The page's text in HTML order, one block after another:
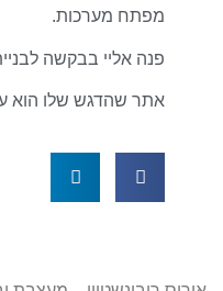
מפתח מערכות.
פנה אליי בבקשה
אתר שהדגש שלו הוא